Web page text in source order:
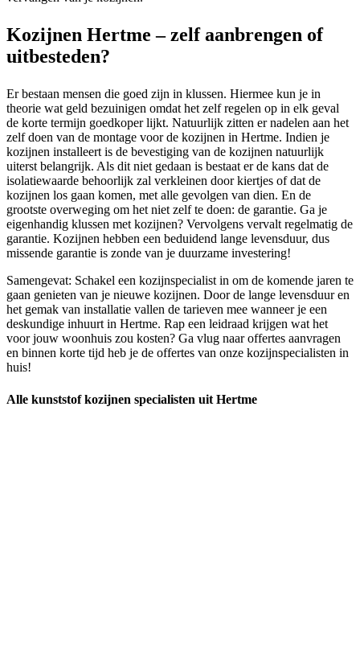
Kozijnen Hertme – zelf aanbrengen of
uitbesteden?
Er bestaan mensen die goed zijn in klussen. Hiermee kun je in
theorie wat geld bezuinigen omdat het zelf regelen op in elk geval
de korte termijn goedkoper lijkt. Natuurlijk zitten er nadelen aan het
zelf doen van de montage voor de kozijnen in Hertme. Indien je
kozijnen installeert is de bevestiging van de kozijnen natuurlijk
uiterst belangrijk. Als dit niet gedaan is bestaat er de kans dat de
isolatiewaarde behoorlijk zal verkleinen door kiertjes of dat de
kozijnen los gaan komen, met alle gevolgen van dien. En de
grootste overweging om het niet zelf te doen: de garantie. Ga je
eigenhandig klussen met kozijnen? Vervolgens vervalt regelmatig de
garantie. Kozijnen hebben een beduidend lange levensduur, dus
missende garantie is zonde van je duurzame investering!
Samengevat: Schakel een kozijnspecialist in om de komende jaren te
gaan genieten van je nieuwe kozijnen. Door de lange levensduur en
het gemak van installatie vallen de tarieven mee wanneer je een
deskundige inhuurt in Hertme. Rap een leidraad krijgen wat het
voor jouw woonhuis zou kosten? Ga vlug naar offertes aanvragen
en binnen korte tijd heb je de offertes van onze kozijnspecialisten in
huis!
Alle kunststof kozijnen specialisten uit Hertme